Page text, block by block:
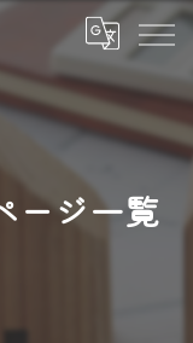
ージ一覧